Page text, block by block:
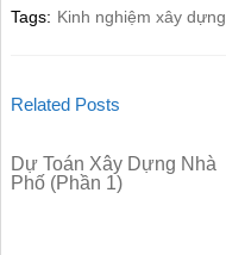
Tags: Kinh nghiệm xây dựng
Related Posts
Dự Toán Xây Dựng Nhà
Phố (Phần 1)